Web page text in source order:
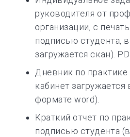
руководителя от
организации, с
подписью студента,
загружается скан).
Дневник по практике
кабинет
формате word).
Краткий отчет по
подписью студента